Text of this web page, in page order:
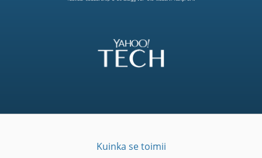
Kuinka se toimii